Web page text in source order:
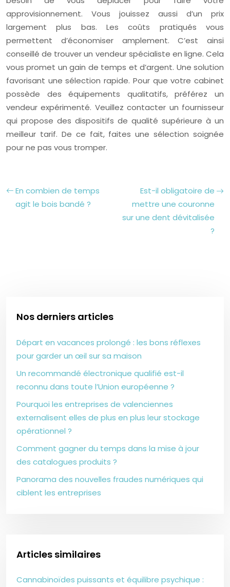
approvisionnement. Vous jouissez aussi d’un prix
largement plus bas. Les coûts pratiqués vous
permettent d’économiser amplement. C’est ainsi
conseillé de trouver un vendeur spécialiste en ligne. Cela
vous promet un gain de temps et d’argent. Une solution
favorisant une sélection rapide. Pour que votre cabinet
possède des équipements qualitatifs, préférez un
vendeur expérimenté. Veuillez contacter un fournisseur
qui propose des dispositifs de qualité supérieure à un
meilleur tarif. De ce fait, faites une sélection soignée
pour ne pas vous tromper.
En combien de temps
agit le bois bandé ?
Est-il obligatoire de
mettre une couronne
sur une dent dévitalisée
?
Nos derniers articles
Départ en vacances prolongé : les bons réflexes
pour garder un œil sur sa maison
Un recommandé électronique qualifié est-il
reconnu dans toute l’Union européenne ?
Pourquoi les entreprises de valenciennes
externalisent elles de plus en plus leur stockage
opérationnel ?
Comment gagner du temps dans la mise à jour
des catalogues produits ?
Panorama des nouvelles fraudes numériques qui
ciblent les entreprises
Articles similaires
Cannabinoïdes puissants et équilibre psychique :